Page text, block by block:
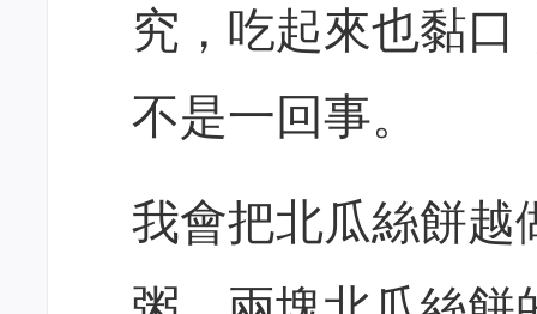
究，吃起來也黏口
不是一回事。
我會把北瓜絲餅越